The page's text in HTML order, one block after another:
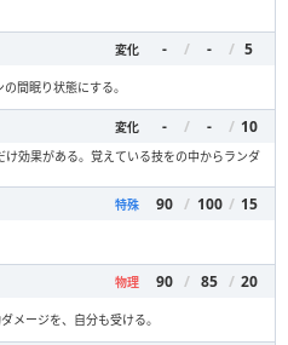
変化 - / - / 5
間眠り状態にする。
変化 - / - / 10
け効果がある。覚えている技をの中からランダ
特殊 90 / 100 / 15
物理 90 / 85 / 20
メージを、自分も受ける。